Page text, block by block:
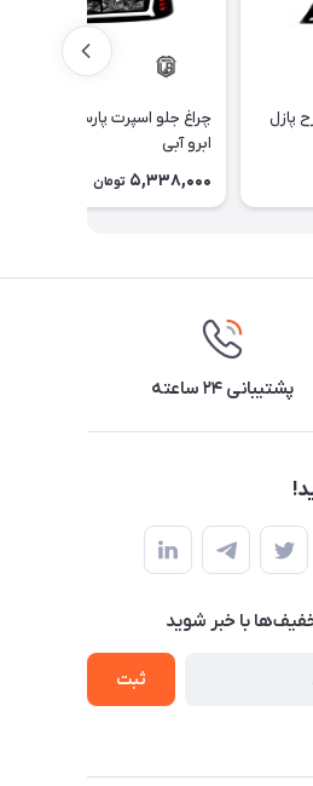
پازل
چراغ جلو اسپرت پارس طرح پازل
ابرو آبی
5,338,000 تومان
پشتیبانی ۲۴ ساعته
با‌ خبر شوید
ثبت